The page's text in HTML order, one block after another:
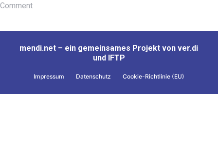
Commenton
Kalkofen
Beschäftigungspotentiale
mendi.net – ein gemeinsames Projekt von ver.di
und IFTP
Impressum Datenschutz Cookie-Richtlinie (EU)